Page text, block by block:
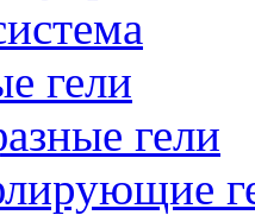
гели
гели